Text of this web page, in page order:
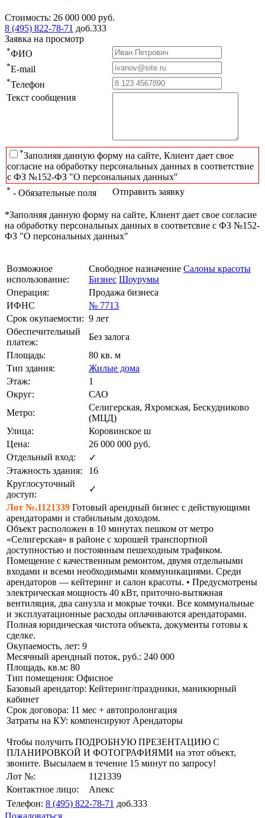
Стоимость: 26 000 000 руб.
8 (495) 822-78-71 доб.333
Заявка на просмотр
*ФИО
*E-mail
*Телефон
Текст сообщения
*Заполняя данную форму на сайте, Клиент дает свое
согласие на обработку персональных данных в соответствие
с ФЗ №152-ФЗ "О персональных данных"
* - Обязательные поля Отправить заявку
*Заполняя данную форму на сайте, Клиент дает свое согласие
на обработку персональных данных в соответсвие с ФЗ №152-
ФЗ "О персональных данных"
Возможное
использование:
Свободное назначение Салоны красоты
Бизнес Шоурумы
Операция:
Продажа бизнеса
ИФНС
№ 7713
Срок окупаемости: 9 лет
Обеспечительный
платеж:
Без залога
Площадь:
80 кв. м
Тип здания:
Жилые дома
Этаж:
1
Округ:
САО
Метро:
Селигерская, Яхромская, Бескудниково
(МЦД)
Улица:
Коровинское ш
Цена:
26 000 000 руб.
Отдельный вход:
✓
Этажность здания:
16
Круглосуточный
доступ:
✓
Лот №.1121339 Готовый арендный бизнес с действующими
арендаторами и стабильным доходом.
Объект расположен в 10 минутах пешком от метро
«Селигерская» в районе с хорошей транспортной
доступностью и постоянным пешеходным трафиком.
Помещение с качественным ремонтом, двумя отдельными
входами и всеми необходимыми коммуникациями. Среди
арендаторов — кейтеринг и салон красоты. • Предусмотрены
электрическая мощность 40 кВт, приточно-вытяжная
вентиляция, два санузла и мокрые точки. Все коммунальные
и эксплуатационные расходы оплачиваются арендаторами.
Полная юридическая чистота объекта, документы готовы к
сделке.
Окупаемость, лет: 9
Месячный арендный поток, руб.: 240 000
Площадь, кв.м: 80
Тип помещения: Офисное
Базовый арендатор: Кейтеринг/праздники, маникюрный
кабинет
Срок договора: 11 мес + автопролонгация
Затраты на КУ: компенсируют Арендаторы
Чтобы получить ПОДРОБНУЮ ПРЕЗЕНТАЦИЮ С
ПЛАНИРОВКОЙ И ФОТОГРАФИЯМИ на этот объект,
звоните. Высылаем в течение 15 минут по запросу!
Лот №:
1121339
Контактное лицо:
Апекс
Телефон: 8 (495) 822-78-71 доб.333
Пожаловаться